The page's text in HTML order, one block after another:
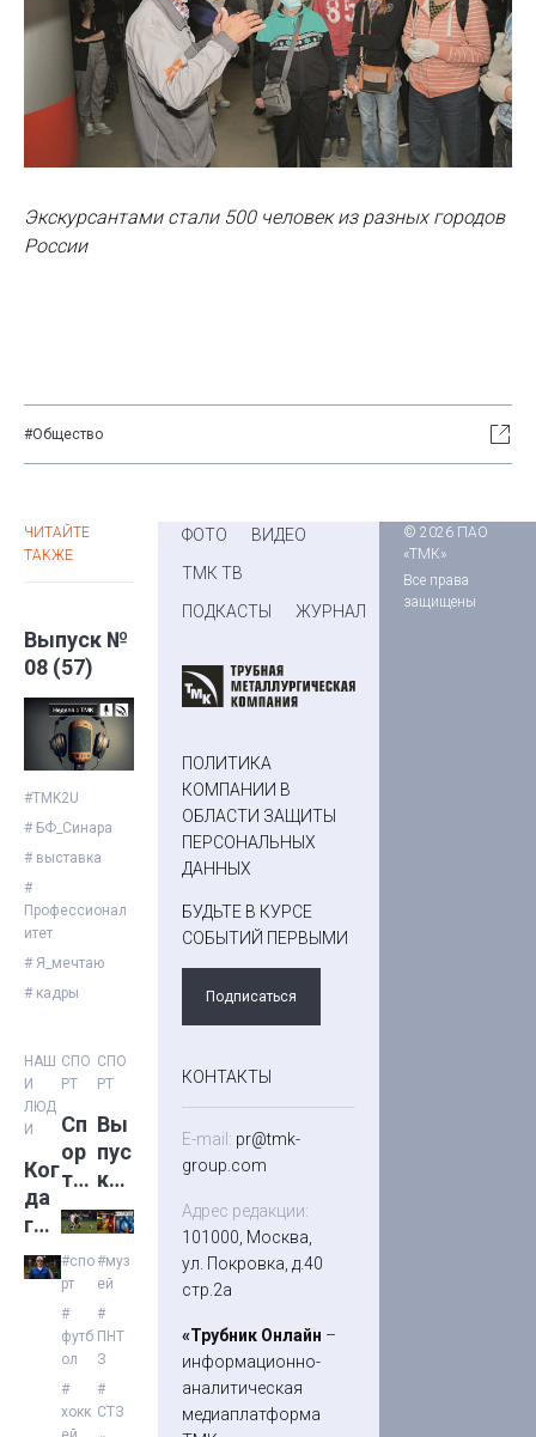
Экскурсантами стали 500 человек из разных городов
России
#Общество
ЧИТАЙТЕ
ТАКЖЕ
Выпуск №
08 (57)
#TMK2U
# БФ_Синара
# выставка
#
Профессионал
итет
# Я_мечтаю
# кадры
НАШ
И
ЛЮД
И
Ког
да
гор
ы
по
СПО
РТ
Сп
ор
тив
ны
й
да
йд
же
ст
с
ТМ
К:
#спо
рт
#
футб
ол
#
хокк
СПО
РТ
Вы
пус
к
№1
9
(11
7)
#муз
ей
#
ПНТ
З
#
СТЗ
ФОТО
ВИДЕО
ТМК ТВ
ПОДКАСТЫ
ЖУРНАЛ
ПОЛИТИКА
КОМПАНИИ В
ОБЛАСТИ ЗАЩИТЫ
ПЕРСОНАЛЬНЫХ
ДАННЫХ
БУДЬТЕ В КУРСЕ
СОБЫТИЙ ПЕРВЫМИ
Подписаться
КОНТАКТЫ
E-mail: pr@tmk-
group.com
Адрес редакции:
101000, Москва,
ул. Покровка, д.40
стр.2а
«Трубник Онлайн –
информационно-
аналитическая
медиаплатформа
© 2026 ПАО
«ТМК»
Все права
защищены